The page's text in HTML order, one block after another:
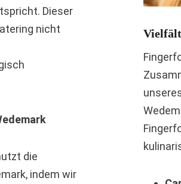
Dieser
nicht
die
indem wir